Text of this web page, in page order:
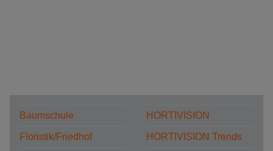
Baumschule
Floristik/Friedhof
HORTIVISION
HORTIVISION Trends